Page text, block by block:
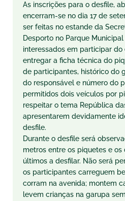
As inscrições para o desfile,
encerram-se no dia 17 de
ser feitas no estande da
Desporto no Parque
interessados em participar
entregar a ficha técnica do
de participantes, histórico do
do responsável e número do
permitidos dois veículos por
respeitar o tema República
apresentarem devidamente
desfile.
Durante o desfile será
metros entre os piquetes e os
últimos a desfilar. Não será
os participantes carreguem
corram na avenida; montem
levem crianças na garupa